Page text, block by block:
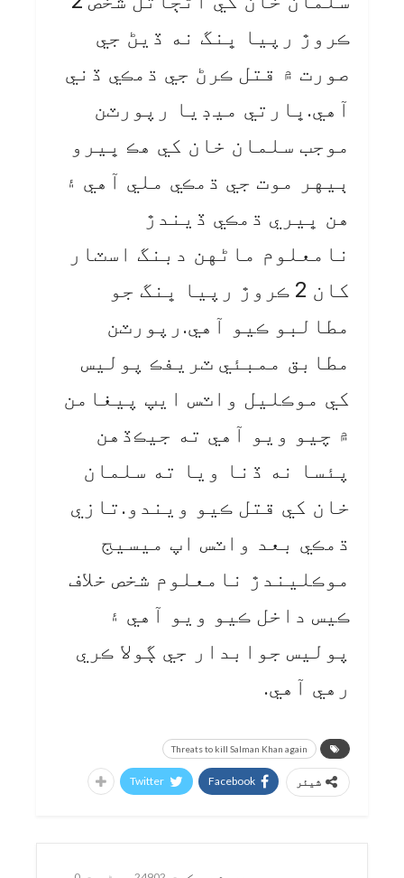
ڪروڙ رپيا ڀنگ نه ڏيڻ جي
صورت ۾ قتل ڪرڻ جي ڌمڪي ڏني
آهي.ڀارتي ميڊيا رپورٽن
موجب سلمان خان کي هڪ ڀيرو
ٻيهر موت جي ڌمڪي ملي آهي ۽
هن ڀيري ڌمڪي ڏيندڙ
نامعلوم ماڻهن دبنگ اسٽار
کان 2 ڪروڙ رپيا ڀنگ جو
مطالبو ڪيو آهي.رپورٽن
مطابق ممبئي ٽريفڪ پوليس
کي موڪليل واٽس ايپ پيغامن
۾ چيو ويو آهي ته جيڪڏهن
پئسا نه ڏنا ويا ته سلمان
خان کي قتل ڪيو ويندو.تازي
ڌمڪي بعد واٽس اپ ميسيج
موڪليندڙ نامعلوم شخص خلاف
ڪيس داخل ڪيو ويو آهي ۽
پوليس جوابدار جي ڳولا ڪري
رهي آهي.
Threats to kill Salman Khan again
شیئر Facebook
Twitter